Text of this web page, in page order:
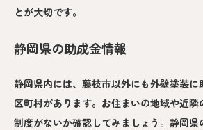
とが大切です。
静岡県の助成金情報
静岡県内には、藤枝市以外にも外壁塗装に
区町村があります。お住まいの地域や近
制度がないか確認してみましょう。静岡県